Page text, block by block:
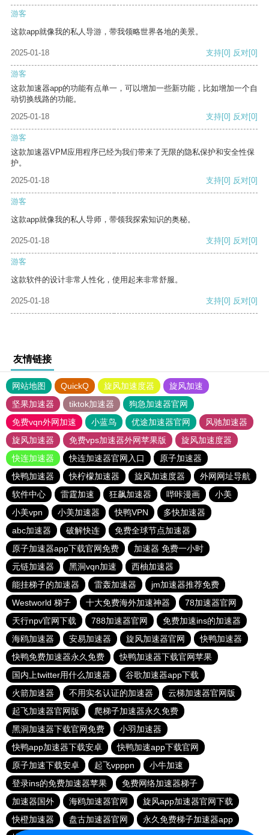
游客
这款app就像我的私人导游，带我领略世界各地的美景。
2025-01-18 支持[0] 反对[0]
游客
这款加速器app的功能有点单一，可以增加一些新功能，比如增加一个自
动切换线路的功能。
2025-01-18
支持[0] 反对[0]
游客
这款加速器VPM应用程序已经为我们带来了无限的隐私保护和安全性保
护。
2025-01-18
支持[0] 反对[0]
游客
这款app就像我的私人导师，带领我探索知识的奥秘。
2025-01-18 支持[0] 反对[0]
游客
这款软件的设计非常人性化，使用起来非常舒服。
2025-01-18 支持[0] 反对[0]
友情链接
网站地图 QuickQ 旋风加速度器
旋风加速
坚果加速器
tiktok加速器
狗急加速器官网
免费vqn外网加速
小蓝鸟 优途加速器官网
风驰加速器
旋风加速器
免费vps加速器外网苹果版
旋风加速度器
快连加速器
快连加速器官网入口
原子加速器
快鸭加速器
快柠檬加速器 旋风加速度器
外网网址导航
软件中心
雷霆加速 狂飙加速器 哔咔漫画
小美
小美vpn
小美加速器 快鸭VPN
多快加速器
abc加速器
破解快连
免费全球节点加速器
原子加速器app下载官网免费
加速器 免费一小时
元链加速器
黑洞vqn加速
西柚加速器
能挂梯子的加速器
雷轰加速器
jm加速器推荐免费
Westworld 梯子
十大免费海外加速神器
78加速器官网
天行npv官网下载
788加速器官网
免费加速ins的加速器
海鸥加速器
安易加速器 旋风加速器官网
快鸭加速器
快鸭免费加速器永久免费
快鸭加速器下载官网苹果
国内上twitter用什么加速器
谷歌加速器app下载
火箭加速器
不用实名认证的加速器
云梯加速器官网版
起飞加速器官网版
爬梯子加速器永久免费
黑洞加速器下载官网免费
小羽加速器
快鸭app加速器下载安卓
快鸭加速app下载官网
原子加速下载安卓
起飞vpppn
小牛加速
登录ins的免费加速器苹果
免费网络加速器梯子
加速器国外
海鸥加速器官网
旋风app加速器官网下载
快橙加速器
盘古加速器官网
永久免费梯子加速器app